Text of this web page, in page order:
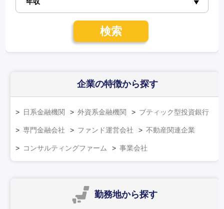
検索
企業の特徴から探す
日系金融機関 外資系金融機関 ブティック型投資銀行
専門金融会社 ファンド運営会社 不動産関連企業
コンサルティングファーム 事業会社
勤務地から探す